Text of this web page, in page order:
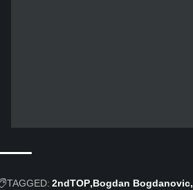
TAGGED: 2ndTOP Bogdan Bogdanovic